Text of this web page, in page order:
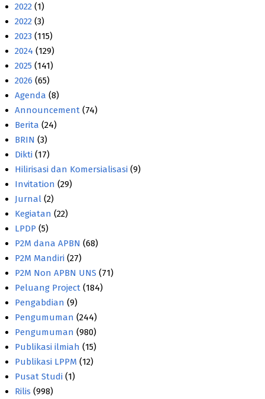
2022 (1)
2022 (3)
2023 (115)
2024 (129)
2025 (141)
2026 (65)
Agenda (8)
Announcement (74)
Berita (24)
BRIN (3)
Dikti (17)
Hilirisasi dan Komersialisasi (9)
Invitation (29)
Jurnal (2)
Kegiatan (22)
LPDP (5)
P2M dana APBN (68)
P2M Mandiri (27)
P2M Non APBN UNS (71)
Peluang Project (184)
Pengabdian (9)
Pengumuman (244)
Pengumuman (980)
Publikasi ilmiah (15)
Publikasi LPPM (12)
Pusat Studi (1)
Rilis (998)